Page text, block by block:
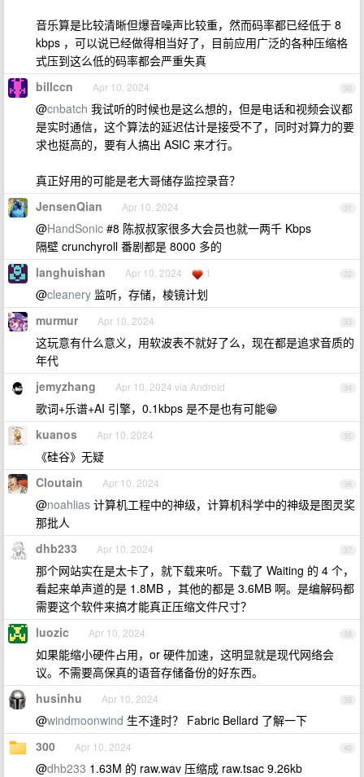
音乐算是比较清晰但爆音噪声比较重，然而码率都已经低于 8
kbps ，可以说已经做得相当好了，目前应用广泛的各种压缩格
式压到这么低的码率都会严重失真
30
billccn Apr 10, 2024
@cnbatch 我试听的时候也是这么想的，但是电话和视频会议都
是实时通信，这个算法的延迟估计是接受不了，同时对算力的要
求也挺高的，要有人搞出 ASIC 来才行。
真正好用的可能是老大哥储存监控录音？
31
JensenQian Apr 10, 2024
@HandSonic #8 陈叔叔家很多大会员也就一两千 Kbps
隔壁 crunchyroll 番剧都是 8000 多的
32
langhuishan Apr 10, 2024 1
@cleanery 监听，存储，棱镜计划
33
murmur Apr 10, 2024
这玩意有什么意义，用软波表不就好了么，现在都是追求音质的
年代
34
jemyzhang Apr 10, 2024 via Android
歌词+乐谱+AI 引擎，0.1kbps 是不是也有可能😁
35
kuanos Apr 10, 2024
《硅谷》无疑
36
Cloutain Apr 10, 2024
@noahlias 计算机工程中的神级，计算机科学中的神级是图灵奖
那批人
37
dhb233 Apr 10, 2024
那个网站实在是太卡了，就下载来听。下载了 Waiting 的 4 个，
看起来单声道的是 1.8MB ，其他的都是 3.6MB 啊。是编解码都
需要这个软件来搞才能真正压缩文件尺寸？
38
luozic Apr 10, 2024
如果能缩小硬件占用，or 硬件加速，这明显就是现代网络会
议。不需要高保真的语音存储备份的好东西。
39
husinhu Apr 10, 2024
@windmoonwind 生不逢时？ Fabric Bellard 了解一下
40
300 Apr 10, 2024
@dhb233 1.63M 的 raw.wav 压缩成 raw.tsac 9.26kb